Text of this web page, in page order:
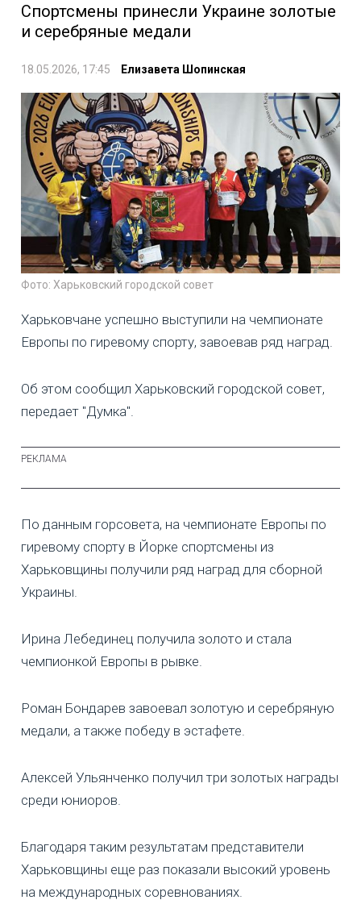
Спортсмены принесли Украине золотые
и серебряные медали
18.05.2026, 17:45 Елизавета Шопинская
Фото: Харьковский городской совет
Харьковчане успешно выступили на чемпионате
Европы по гиревому спорту, завоевав ряд наград.
Об этом сообщил Харьковский городской совет,
передает "Думка".
По данным горсовета, на чемпионате Европы по
гиревому спорту в Йорке спортсмены из
Харьковщины получили ряд наград для сборной
Украины.
Ирина Лебединец получила золото и стала
чемпионкой Европы в рывке.
Роман Бондарев завоевал золотую и серебряную
медали, а также победу в эстафете.
Алексей Ульянченко получил три золотых награды
среди юниоров.
Благодаря таким результатам представители
Харьковщины еще раз показали высокий уровень
на международных соревнованиях.